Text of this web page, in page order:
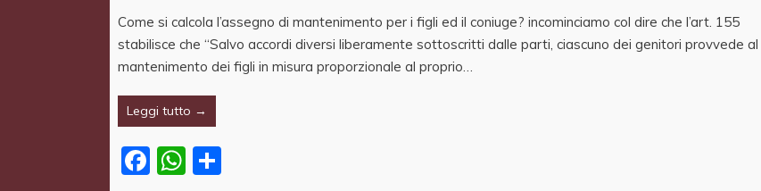
Come si calcola l’assegno di mantenimento per i figli ed il coniuge? incominciamo col dire che l’art. 155
stabilisce che “Salvo accordi diversi liberamente sottoscritti dalle parti, ciascuno dei genitori provvede al
mantenimento dei figli in misura proporzionale al proprio…
Leggi tutto →
Facebook
WhatsApp